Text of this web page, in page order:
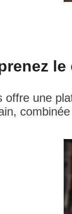
offre une